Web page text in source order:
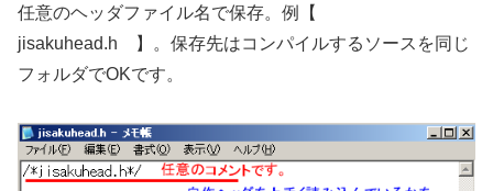
任意のヘッダファイル名で保存。例【
jisakuhead.h 】。保存先はコンパイルするソースを同じ
フォルダでOKです。